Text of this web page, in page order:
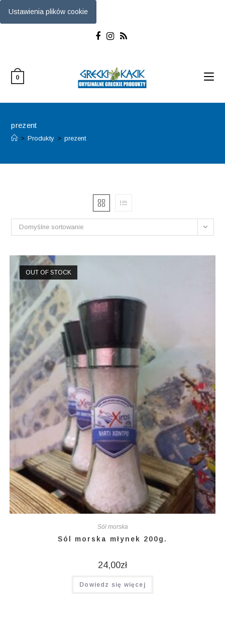
Ustawienia plików cookie
0
prezent
> Produkty > prezent
Domyślne sortowanie
OUT OF STOCK
Sól morska
Sól morska młynek 200g.
24,00zł
Dowiedz się więcej